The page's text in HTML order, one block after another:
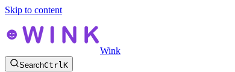
Skip to content
Wink
SearchCtrlK